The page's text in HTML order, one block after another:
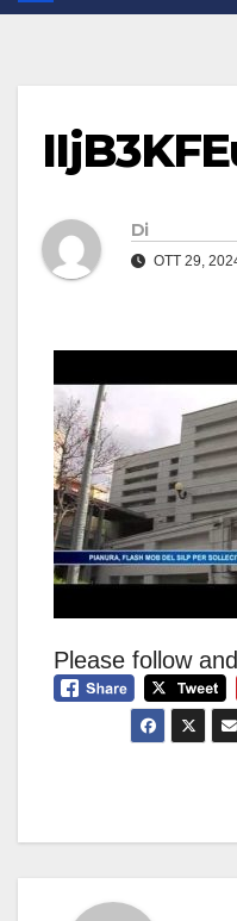
Di
OTT 29,
Please follow
articoli